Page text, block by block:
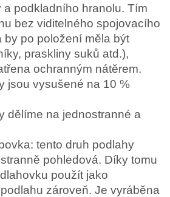
podkladního hranolu. Tím
bez viditelného spojovacího
by po položení měla být
praskliny suků atd.),
ochranným nátěrem.
jsou vysušené na 10 %
dělíme na jednostranné a
tento druh podlahy
pohledová. Díky tomu
použít jako
zároveň. Je vyráběna